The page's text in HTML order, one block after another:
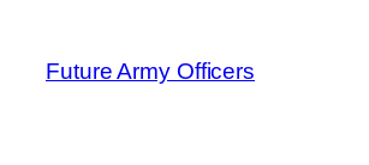
content
Future Army Officers